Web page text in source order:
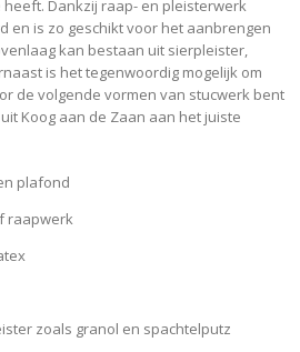
Dankzij raap- en pleisterwerk
en is zo geschikt voor het aanbrengen
kan bestaan uit sierpleister,
is het tegenwoordig mogelijk om
de volgende vormen van stucwerk bent
Koog aan de Zaan aan het juiste
plafond
raapwerk
zoals granol en spachtelputz